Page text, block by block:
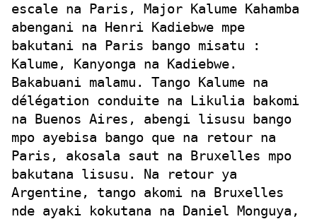
escale na Paris, Major Kalume Kahamba
abengani na Henri Kadiebwe mpe
bakutani na Paris bango misatu :
Kalume, Kanyonga na Kadiebwe.
Bakabuani malamu. Tango Kalume na
délégation conduite na Likulia bakomi
na Buenos Aires, abengi lisusu bango
mpo ayebisa bango que na retour na
Paris, akosala saut na Bruxelles mpo
bakutana lisusu. Na retour ya
Argentine, tango akomi na Bruxelles
nde ayaki kokutana na Daniel Monguya,